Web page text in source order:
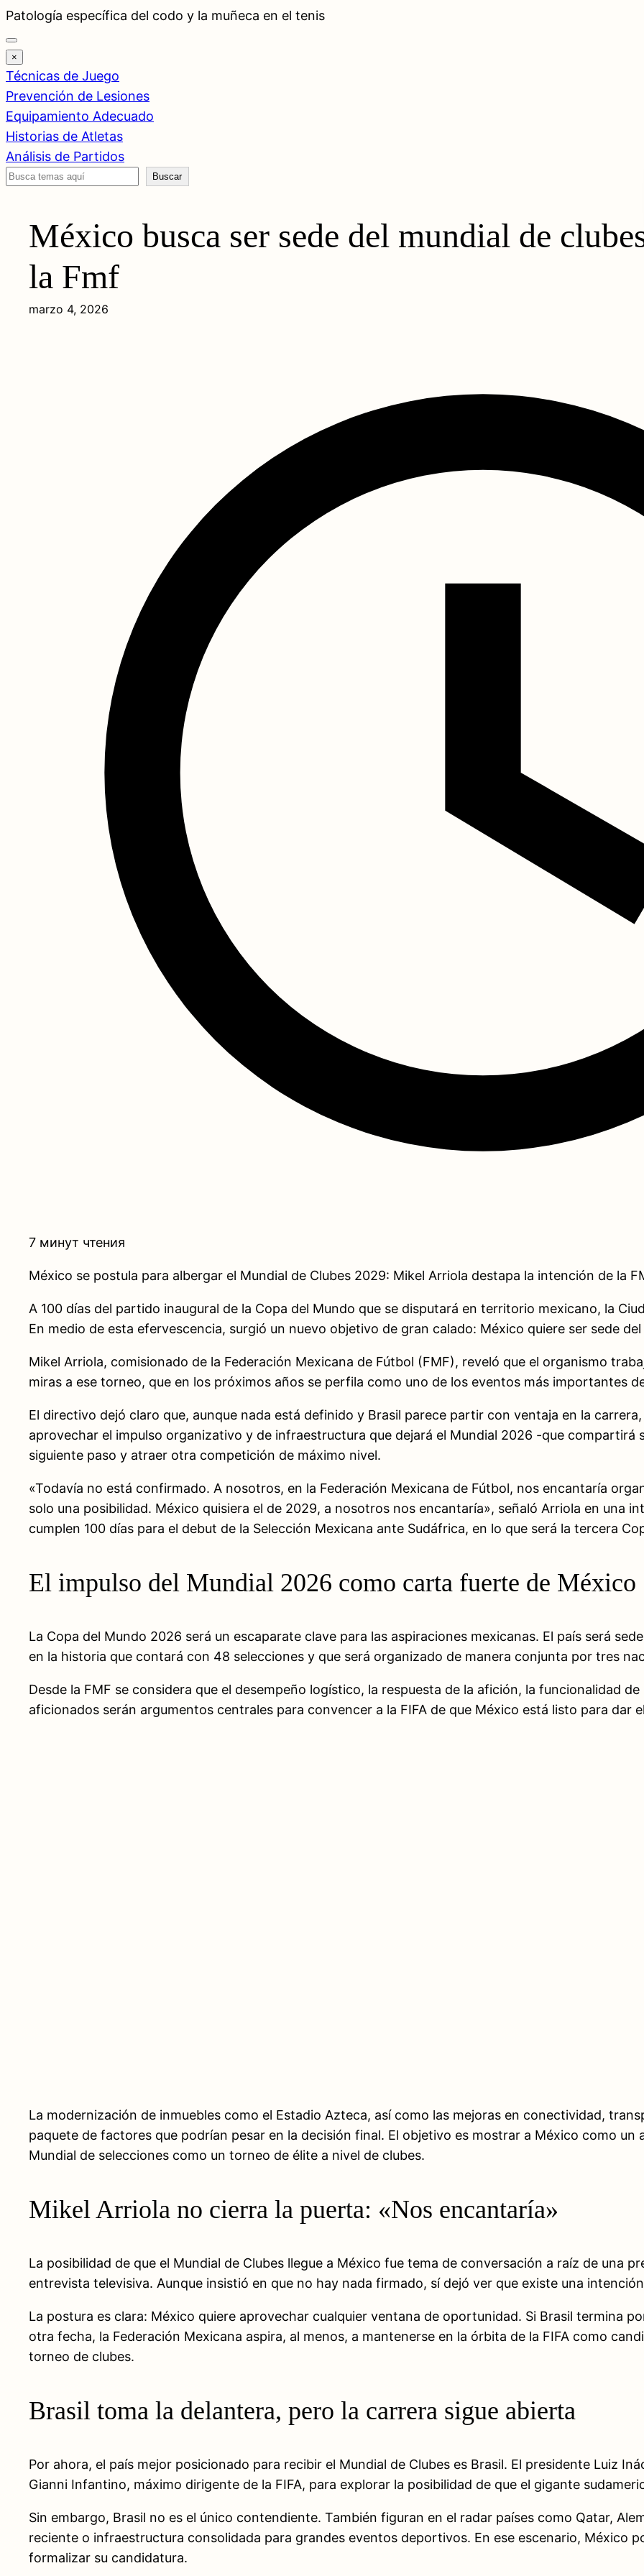
Saltar
al
contenido
Patología específica del codo y la muñeca en el tenis
×
Técnicas de Juego
Prevención de Lesiones
Equipamiento Adecuado
Historias de Atletas
Análisis de Partidos
Buscar
Buscar
México busca ser sede del mundial de
la Fmf
marzo 4, 2026
7 минут чтения
México se postula para albergar el Mundial de Clubes 2029: Mikel Arriola destapa la intención de la
A 100 días del partido inaugural de la Copa del Mundo que se disputará en territorio mexicano, la
En medio de esta efervescencia, surgió un nuevo objetivo de gran calado: México quiere ser sede
Mikel Arriola, comisionado de la Federación Mexicana de Fútbol (FMF), reveló que el organismo
miras a ese torneo, que en los próximos años se perfila como uno de los eventos más importantes
El directivo dejó claro que, aunque nada está definido y Brasil parece partir con ventaja en la
aprovechar el impulso organizativo y de infraestructura que dejará el Mundial 2026 -que compartirá
siguiente paso y atraer otra competición de máximo nivel.
«Todavía no está confirmado. A nosotros, en la Federación Mexicana de Fútbol, nos encantaría
solo una posibilidad. México quisiera el de 2029, a nosotros nos encantaría», señaló Arriola en una
cumplen 100 días para el debut de la Selección Mexicana ante Sudáfrica, en lo que será la tercera
El impulso del Mundial 2026 como carta fuerte de México
La Copa del Mundo 2026 será un escaparate clave para las aspiraciones mexicanas. El país será
en la historia que contará con 48 selecciones y que será organizado de manera conjunta por tres
Desde la FMF se considera que el desempeño logístico, la respuesta de la afición, la funcionalidad
aficionados serán argumentos centrales para convencer a la FIFA de que México está listo para dar
La modernización de inmuebles como el Estadio Azteca, así como las mejoras en conectividad,
paquete de factores que podrían pesar en la decisión final. El objetivo es mostrar a México como
Mundial de selecciones como un torneo de élite a nivel de clubes.
Mikel Arriola no cierra la puerta: «Nos encantaría»
La posibilidad de que el Mundial de Clubes llegue a México fue tema de conversación a raíz de una
entrevista televisiva. Aunque insistió en que no hay nada firmado, sí dejó ver que existe una
La postura es clara: México quiere aprovechar cualquier ventana de oportunidad. Si Brasil termina
otra fecha, la Federación Mexicana aspira, al menos, a mantenerse en la órbita de la FIFA como
torneo de clubes.
Brasil toma la delantera, pero la carrera sigue abierta
Por ahora, el país mejor posicionado para recibir el Mundial de Clubes es Brasil. El presidente Luiz
Gianni Infantino, máximo dirigente de la FIFA, para explorar la posibilidad de que el gigante
Sin embargo, Brasil no es el único contendiente. También figuran en el radar países como Qatar,
reciente o infraestructura consolidada para grandes eventos deportivos. En ese escenario, México
formalizar su candidatura.